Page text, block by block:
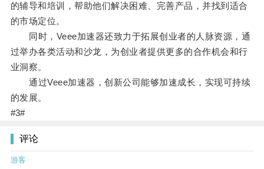
的辅导和培训，帮助他们解决困难、完善产品，并找到适合
的市场定位。
同时，Veee加速器还致力于拓展创业者的人脉资源，通
过举办各类活动和沙龙，为创业者提供更多的合作机会和行
业洞察。
通过Veee加速器，创新公司能够加速成长，实现可持续
的发展。
#3#
评论
游客